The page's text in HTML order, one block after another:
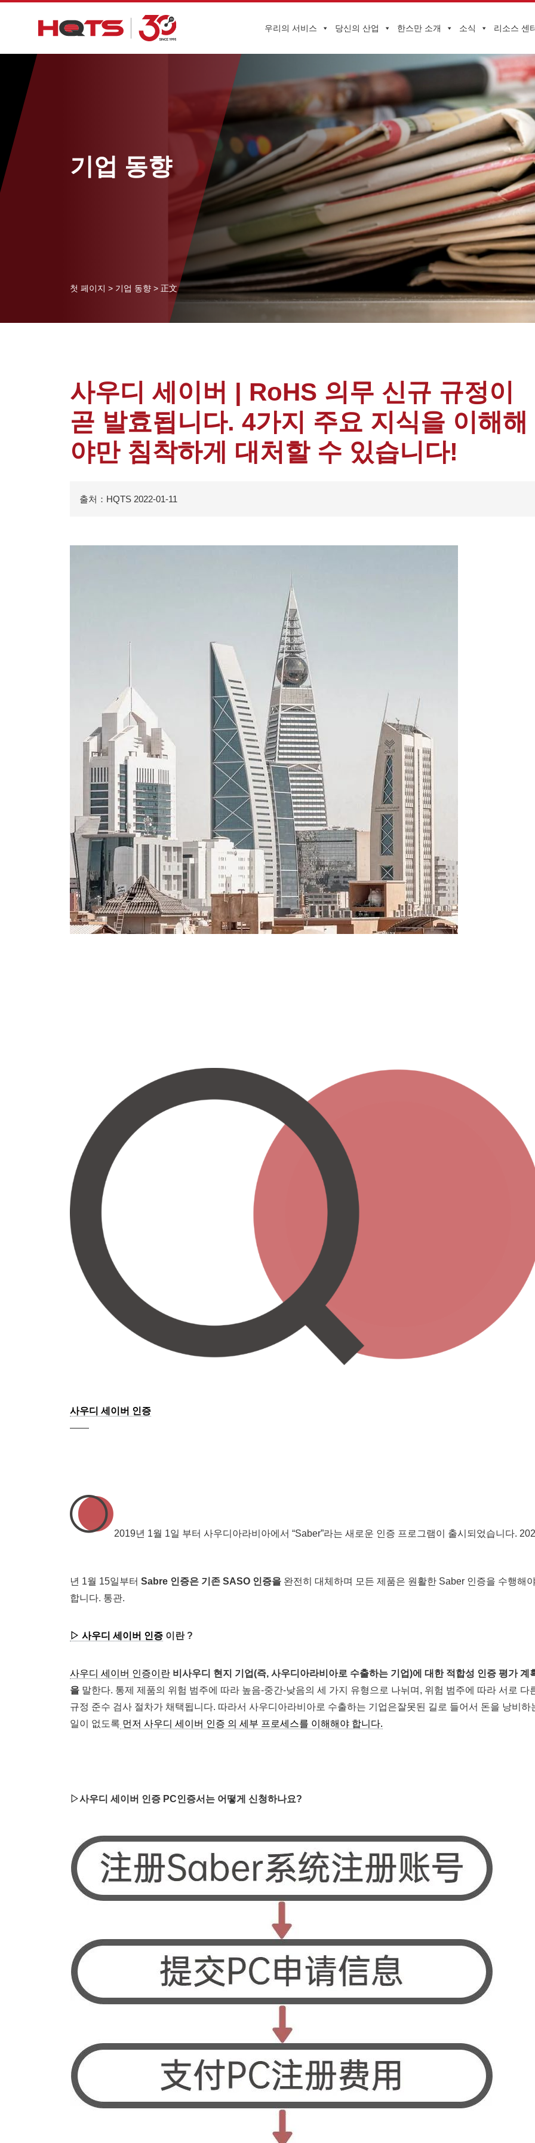
우리의 서비스 당신의 산업 한스만 소개 소식 리소스 센
기업 동향
첫 페이지 > 기업 동향 > 正文
사우디 세이버 | RoHS 의무 신규 규정이
곧 발효됩니다. 4가지 주요 지식을 이해해
야만 침착하게 대처할 수 있습니다!
출처：HQTS 2022-01-11
사우디 세이버 인증
——
2019년 1월 1일 부터 사우디아라비아에서 “Saber”라는 새로운 인증 프로그램이 출시되었습니다.
년 1월 15일부터 Sabre 인증은 기존 SASO 인증을 완전히 대체하며 모든 제품은 원활한 Saber 인증을 수행해
합니다. 통관.
▷ 사우디 세이버 인증 이란 ?
사우디 세이버 인증이란 비사우디 현지 기업(즉, 사우디아라비아로 수출하는 기업)에 대한 적합성 인증 평가 계
을 말한다. 통제 제품의 위험 범주에 따라 높음-중간-낮음의 세 가지 유형으로 나뉘며, 위험 범주에 따라 서로 다
규정 준수 검사 절차가 채택됩니다. 따라서 사우디아라비아로 수출하는 기업은잘못된 길로 들어서 돈을 낭비하
일이 없도록 먼저 사우디 세이버 인증 의 세부 프로세스를 이해해야 합니다.
▷사우디 세이버 인증 PC인증서는 어떻게 신청하나요?